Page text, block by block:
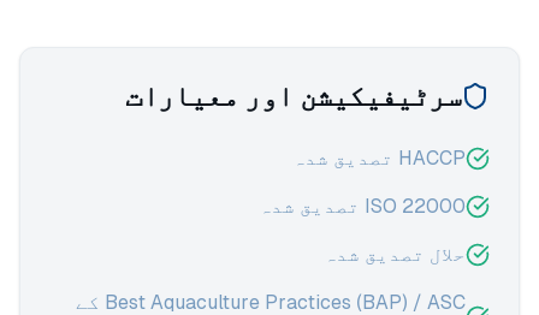
سرٹیفیکیشن اور معیارات
HACCP تصدیق شدہ
ISO 22000 تصدیق شدہ
حلال تصدیق شدہ
Best Aquaculture Practices (BAP) / ASC کے